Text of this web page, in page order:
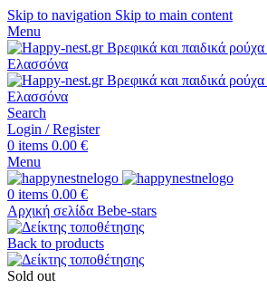
Skip to navigation Skip to main content
Menu
Search
Login / Register
0 items 0.00 €
Menu
0 items 0.00 €
Αρχική σελίδα Bebe-stars
Back to products
Sold out